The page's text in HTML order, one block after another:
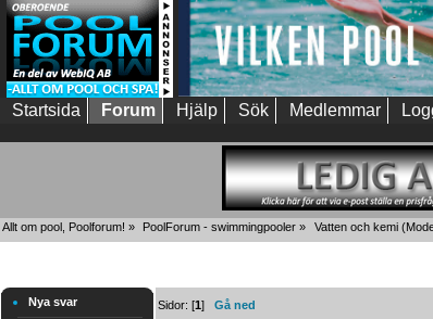
Startsida Forum Hjälp Sök Medlemmar
Allt om pool, Poolforum! » PoolForum - swimmingpooler » Vatten och kemi
Nya svar Sidor: [1]Gå ned